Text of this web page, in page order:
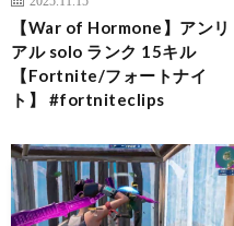
【War of Hormone】アンリ
アル solo ランク 15キル
【Fortnite/フォートナイ
ト】 #fortniteclips